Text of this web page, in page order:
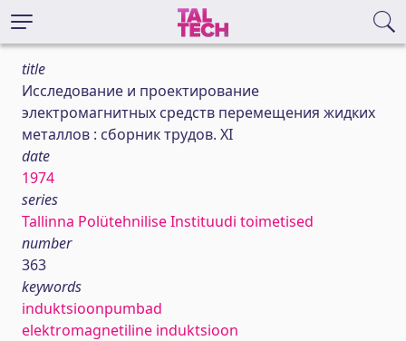
title
Исследование и проектирование
электромагнитных средств перемещения жидких
металлов : сборник трудов. XI
date
1974
series
Tallinna Polütehnilise Instituudi toimetised
number
363
keywords
induktsioonpumbad
elektromagnetiline induktsioon